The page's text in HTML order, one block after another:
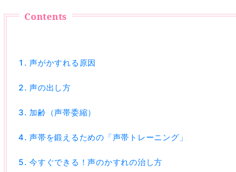
声がかすれる原因
声の出し方
加齢（声帯委縮）
声帯を鍛えるための「声帯トレーニング」
今すぐできる！声のかすれの治し方